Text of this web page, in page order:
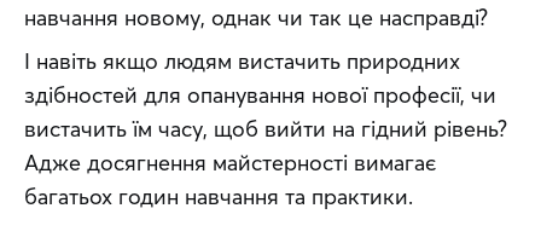
навчання новому, однак чи так це насправді?
І навіть якщо людям вистачить природних
здібностей для опанування нової професії, чи
вистачить їм часу, щоб вийти на гідний рівень?
Адже досягнення майстерності вимагає
багатьох годин навчання та практики.